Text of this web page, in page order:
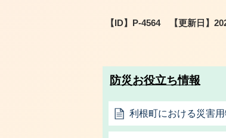
【ID】 P-4564 【更新日】
防災お役立ち情報
利根町における災害